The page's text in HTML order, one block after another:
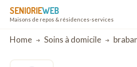
SENIORIEWEB
Maisons de repos & résidences-services
Breadcrumb
Home Soins à domicile